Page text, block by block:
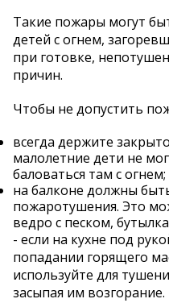
Такие пожары могут
детей с огнем,
при готовке,
причин.
Чтобы не допустить
всегда держите
малолетние дети не
баловаться там с огнем;
на балконе должны
пожаротушения. Это
ведро с песком,
- если на кухне под
попадании горящего
используйте для
засыпая им возгорание.